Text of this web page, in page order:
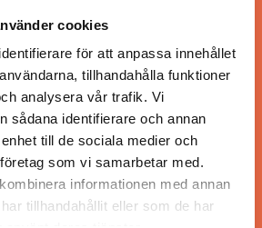
cookies
för att anpassa innehållet
tillhandahålla funktioner
analysera vår trafik. Vi
sådana identifierare och annan
till de sociala medier och
som vi samarbetar med.
informationen med annan
tillhandahållit eller som de har
ges ut avVisita
UTGIVARE
Siljhammar
UPPHOVSRÄTT